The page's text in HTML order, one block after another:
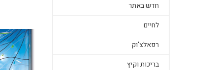
חדש באתר
לחיים
רפאלצ'וק
בריכות וקיץ